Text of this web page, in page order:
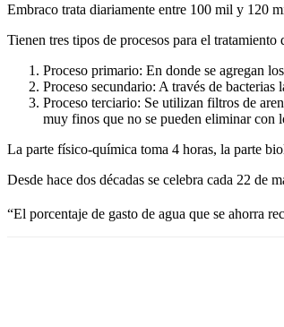
Embraco trata diariamente entre 100 mil y 120
Tienen tres tipos de procesos para el tratamiento
Proceso primario: En donde se agregan
Proceso secundario: A través de
Proceso terciario: Se utilizan filtros de
muy finos que no se pueden eliminar con
La parte físico-química toma 4 horas, la parte
Desde hace dos décadas se celebra cada 22
“El porcentaje de gasto de agua que se ahorra